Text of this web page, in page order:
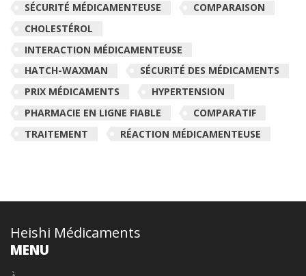
SÉCURITÉ MÉDICAMENTEUSE
COMPARAISON
CHOLESTÉROL
INTERACTION MÉDICAMENTEUSE
HATCH-WAXMAN
SÉCURITÉ DES MÉDICAMENTS
PRIX MÉDICAMENTS
HYPERTENSION
PHARMACIE EN LIGNE FIABLE
COMPARATIF
TRAITEMENT
RÉACTION MÉDICAMENTEUSE
Heishi Médicaments
MENU